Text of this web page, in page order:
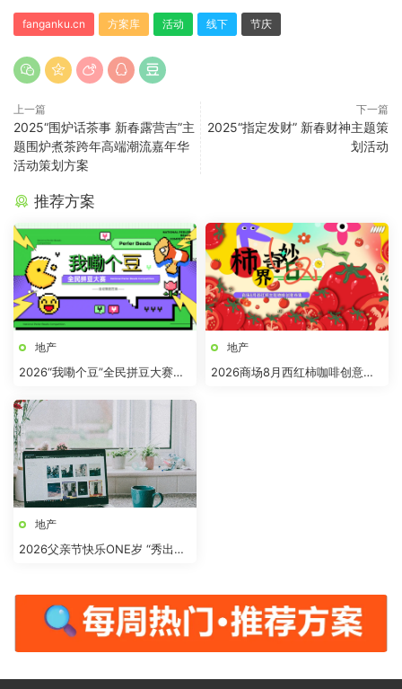
fanganku.cn 方案库 活动 线下 节庆
上一篇
2025“围炉话茶事 新春露营吉”主
题围炉煮茶跨年高端潮流嘉年华
活动策划方案
下一篇
2025“指定发财” 新春财神主题策
划活动
推荐方案
地产
2026“我嘞个豆”全民拼豆大赛主
地产
2026商场8月西红柿咖啡创意市
地产
2026父亲节快乐ONE岁 “秀出爸